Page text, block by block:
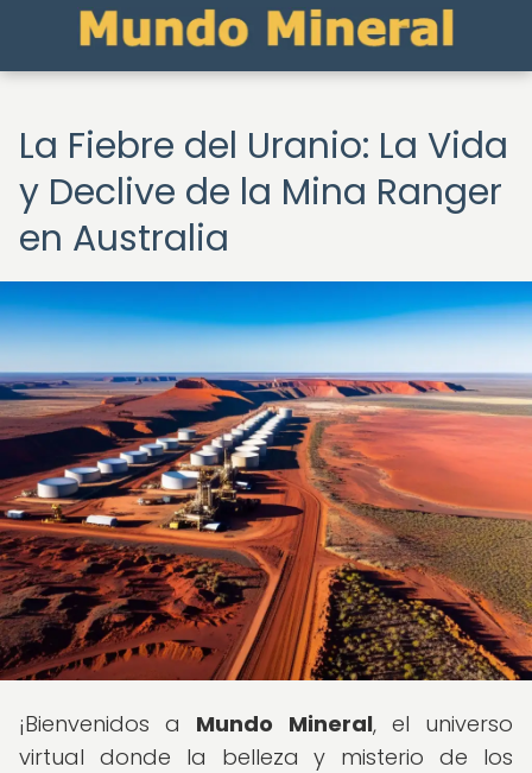
La Fiebre del Uranio: La Vida
y Declive de la Mina Ranger
en Australia
¡Bienvenidos a Mundo Mineral, el universo
virtual donde la belleza y misterio de los